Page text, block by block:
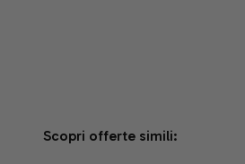
Scopri offerte simili: